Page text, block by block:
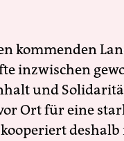
kommenden
inzwischen
und
Ort für eine